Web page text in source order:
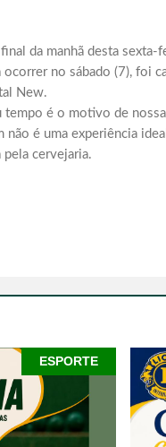
da manhã desta sexta-
no sábado (7), foi
New.
é o motivo de
é uma experiência
cervejaria.
ESPORTE